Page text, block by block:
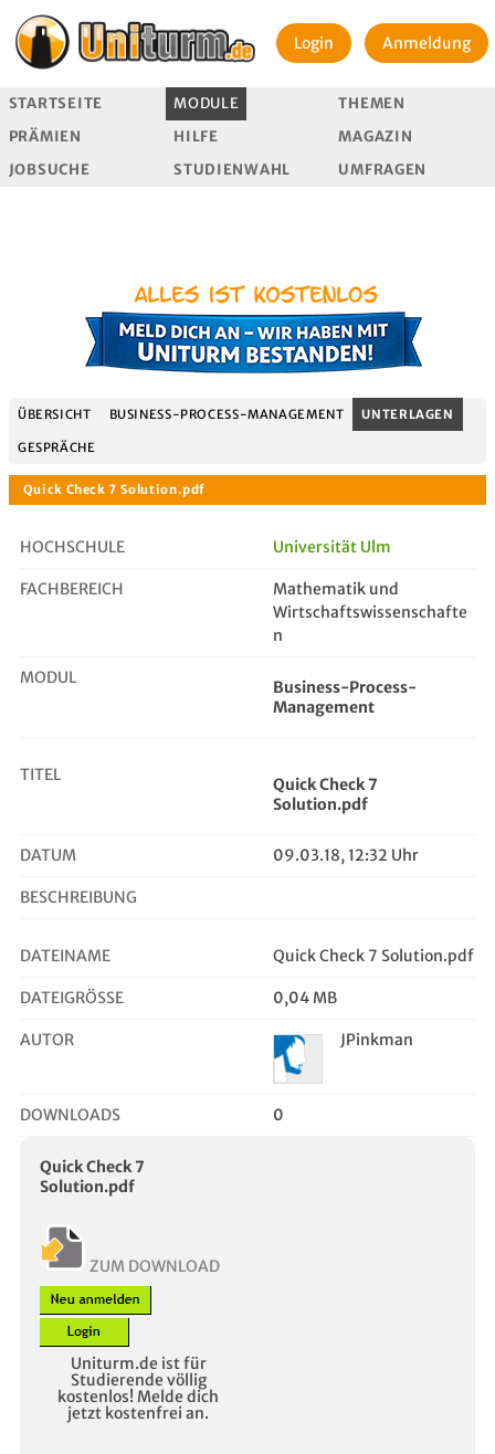
Login Anmeldung
STARTSEITE MODULE
THEMEN
PRÄMIEN
HILFE
MAGAZIN
JOBSUCHE
STUDIENWAHL UMFRAGEN
ÜBERSICHT BUSINESS-PROCESS-MANAGEMENT UNTERLAGEN
GESPRÄCHE
HOCHSCHULE Universität Ulm
FACHBEREICH
Mathematik und
Wirtschaftswissenschafte
n
MODUL
Business-Process-
Management
TITEL
Quick Check 7
Solution.pdf
DATUM 09.03.18, 12:32 Uhr
BESCHREIBUNG
DATEINAME Quick Check 7 Solution.pdf
DATEIGRÖSSE 0,04 MB
AUTOR JPinkman
DOWNLOADS 0
Quick Check 7
Solution.pdf
ZUM DOWNLOAD
Uniturm.de ist für
Studierende völlig
kostenlos! Melde dich
jetzt kostenfrei an.